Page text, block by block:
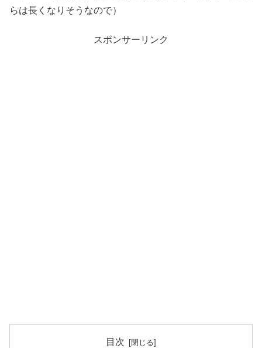
らは長くなりそうなので）
スポンサーリンク
目次